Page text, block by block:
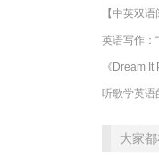
【中英双
英语写作：
《Dream It
听歌学英语
大家